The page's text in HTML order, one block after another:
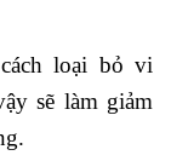
loại bỏ vi
sẽ làm giảm